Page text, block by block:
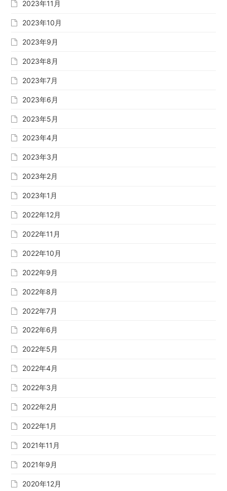
2023年11月
2023年10月
2023年9月
2023年8月
2023年7月
2023年6月
2023年5月
2023年4月
2023年3月
2023年2月
2023年1月
2022年12月
2022年11月
2022年10月
2022年9月
2022年8月
2022年7月
2022年6月
2022年5月
2022年4月
2022年3月
2022年2月
2022年1月
2021年11月
2021年9月
2020年12月